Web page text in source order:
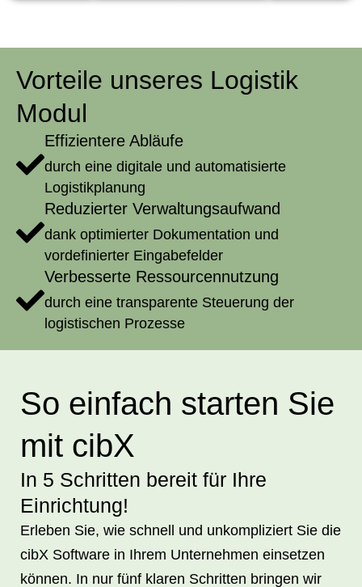
Vorteile unseres Logistik
Modul
Effizientere Abläufe
durch eine digitale und automatisierte
Logistikplanung
Reduzierter Verwaltungsaufwand
dank optimierter Dokumentation und
vordefinierter Eingabefelder
Verbesserte Ressourcennutzung
durch eine transparente Steuerung der
logistischen Prozesse
So einfach starten Sie
mit cibX
In 5 Schritten bereit für Ihre
Einrichtung!
Erleben Sie, wie schnell und unkompliziert Sie die
cibX Software in Ihrem Unternehmen einsetzen
können. In nur fünf klaren Schritten bringen wir